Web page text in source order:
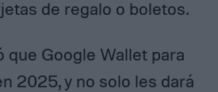
de regalo o boletos.
que Google Wallet para
2025, y no solo les dará